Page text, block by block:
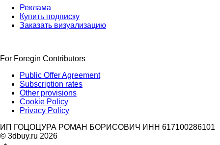
Реклама
Купить подписку
Заказать визуализацию
For Foregin Contributors
Public Offer Agreement
Subscription rates
Other provisions
Cookie Policy
Privacy Policy
ИП ГОЦОЦУРА РОМАН БОРИСОВИЧ ИНН 617100286101
© 3dbuy.ru 2026